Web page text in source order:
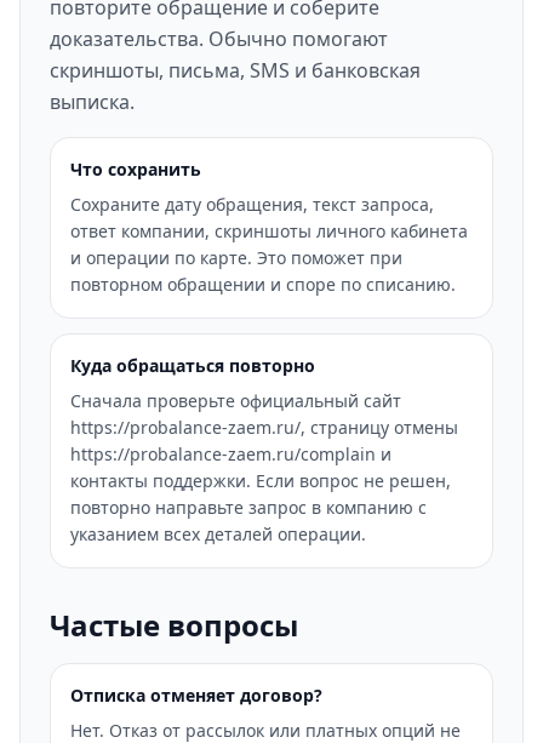
повторите обращение и соберите
доказательства. Обычно помогают
скриншоты, письма, SMS и банковская
выписка.
Что сохранить
Сохраните дату обращения, текст запроса,
ответ компании, скриншоты личного кабинета
и операции по карте. Это поможет при
повторном обращении и споре по списанию.
Куда обращаться повторно
Сначала проверьте официальный сайт
https://probalance-zaem.ru/, страницу отмены
https://probalance-zaem.ru/complain и
контакты поддержки. Если вопрос не решен,
повторно направьте запрос в компанию с
указанием всех деталей операции.
Частые вопросы
Отписка отменяет договор?
Нет. Отказ от рассылок или платных опций не